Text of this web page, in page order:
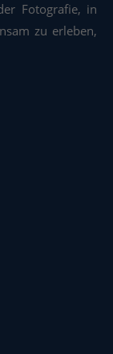
Fotografie, in
zu erleben,